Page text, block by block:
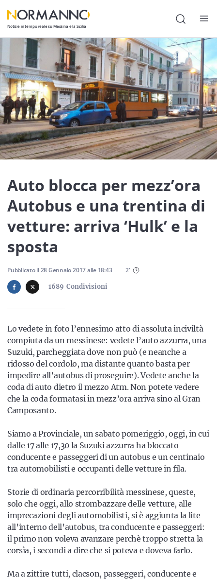
Notizie in tempo reale su Messina e la Sicilia
Attualità
Cronaca
Politica
Cultura
Lavoro
Società
Economia
Sport
Sicilia
Servizi
Resta sempre aggiornato con le ultime news, iscriviti alla
Iscriviti
Auto blocca per mezz’ora
Autobus e una trentina di
vetture: arriva ‘Hulk’ e la
sposta
1689 Condivisioni
Pubblicato il28 Gennaio 2017alle 18:43 2'
Lo vedete in foto l’ennesimo atto di assoluta inciviltà
compiuta da un messinese: vedete l’auto azzurra, una
Suzuki, parcheggiata dove non può (e neanche a
ridosso del cordolo, ma distante quanto basta per
impedire all’autobus di proseguire). Vedete anche la
coda di auto dietro il mezzo Atm. Non potete vedere
che la coda formatasi in mezz’ora arriva sino al Gran
Camposanto.
Siamo a Provinciale, un sabato pomeriggio, oggi, in cui
dalle 17 alle 17,30 la Suzuki azzurra ha bloccato
conducente e passeggeri di un autobus e un centinaio
tra automobilisti e occupanti delle vetture in fila.
Storie di ordinaria percorribilità messinese, queste,
solo che oggi, allo strombazzare delle vetture, alle
imprecazioni degli automobilisti, si è aggiunta la lite
all’interno dell’autobus, tra conducente e passeggeri:
il primo non voleva avanzare perchè troppo stretta la
corsìa, i secondi a dire che si poteva e doveva farlo.
Ma a zittire tutti, clacson, passeggeri, conducente e